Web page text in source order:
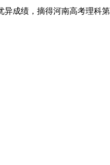
成绩，摘得河南高考理科